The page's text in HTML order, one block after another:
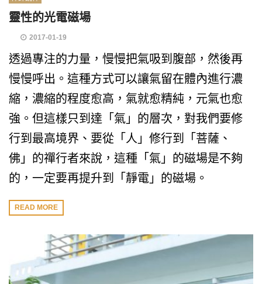
靈性的光電磁場
2017-01-19
透過專注的力量，慢慢把氣吸到腹部，然後再
慢慢呼出。這種方式可以讓氣留在體內進行濃
縮，濃縮的程度愈高，氣就愈精純，元氣也愈
強。但這樣只到達「氣」的層次，對我們要修
行到最高境界、要從「人」修行到「菩薩、
佛」的禪行者來說，這種「氣」的磁場是不夠
的，一定要再提升到「靜電」的磁場。
READ MORE